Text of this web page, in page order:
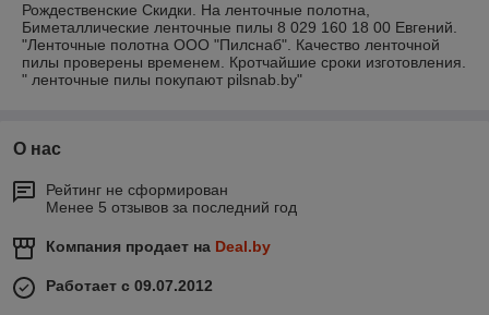
Рождественские Скидки. На ленточные полотна,
Биметаллические ленточные пилы 8 029 160 18 00 Евгений.
"Ленточные полотна ООО "Пилснаб". Качество ленточной
пилы проверены временем. Кротчайшие сроки изготовления.
" ленточные пилы покупают pilsnab.by"
О нас
Рейтинг не сформирован
Менее 5 отзывов за последний год
Компания продает на Deal.by
Работает с 09.07.2012